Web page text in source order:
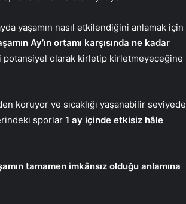
yaşamın nasıl etkilendiğini anlamak için
Ay’ın ortamı karşısında ne kadar
olarak kirletip kirletmeyeceğine
koruyor ve sıcaklığı yaşanabilir seviyede
sporlar 1 ay içinde etkisiz hâle
tamamen imkânsız olduğu anlamına